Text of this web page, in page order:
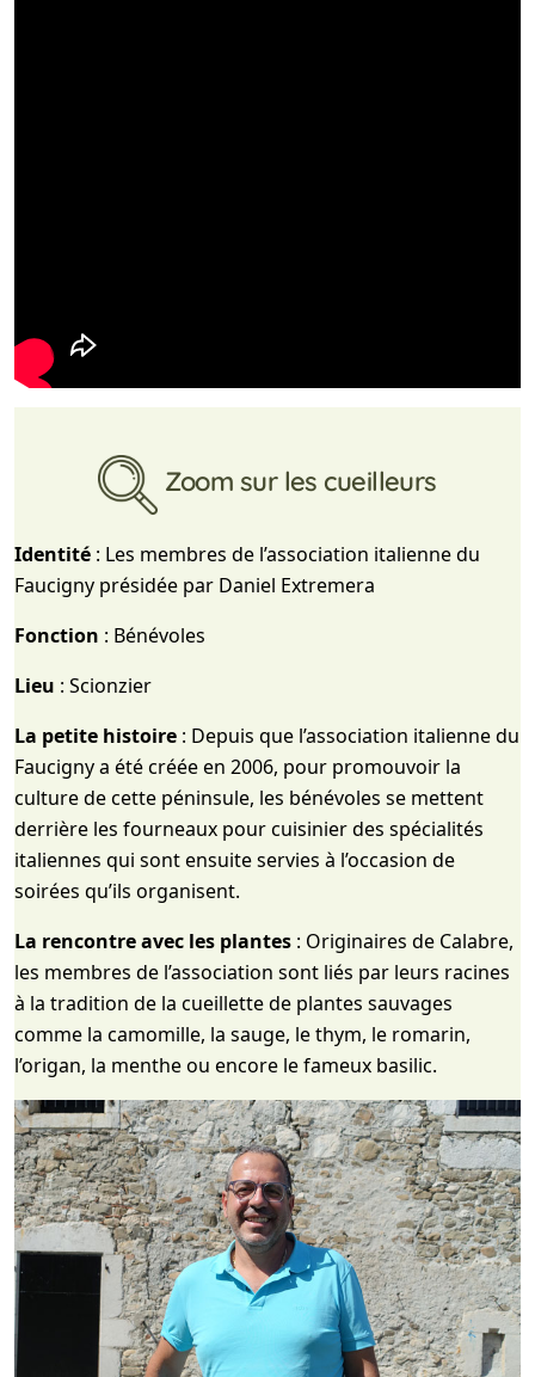
Zoom sur les cueilleurs
Identité : Les membres de l’association italienne du
Faucigny présidée par Daniel Extremera
Fonction : Bénévoles
Lieu : Scionzier
La petite histoire : Depuis que l’association italienne du
Faucigny a été créée en 2006, pour promouvoir la
culture de cette péninsule, les bénévoles se mettent
derrière les fourneaux pour cuisinier des spécialités
italiennes qui sont ensuite servies à l’occasion de
soirées qu’ils organisent.
La rencontre avec les plantes : Originaires de Calabre,
les membres de l’association sont liés par leurs racines
à la tradition de la cueillette de plantes sauvages
comme la camomille, la sauge, le thym, le romarin,
l’origan, la menthe ou encore le fameux basilic.